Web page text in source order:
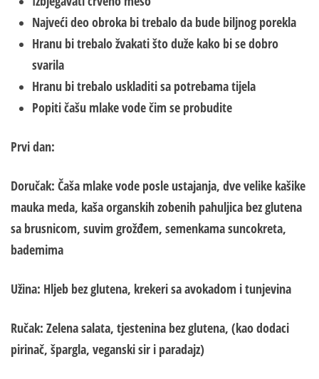
Najveći deo obroka bi trebalo da bude biljnog porekla
Hranu bi trebalo žvakati što duže kako bi se dobro
svarila
Hranu bi trebalo uskladiti sa potrebama tijela
Popiti čašu mlake vode čim se probudite
Prvi dan:
Doručak: Čaša mlake vode posle ustajanja, dve velike kašike
mauka meda, kaša organskih zobenih pahuljica bez glutena
sa brusnicom, suvim grožđem, semenkama suncokreta,
bademima
Užina: Hljeb bez glutena, krekeri sa avokadom i tunjevina
Ručak: Zelena salata, tjestenina bez glutena, (kao dodaci
pirinač, špargla, veganski sir i paradajz)